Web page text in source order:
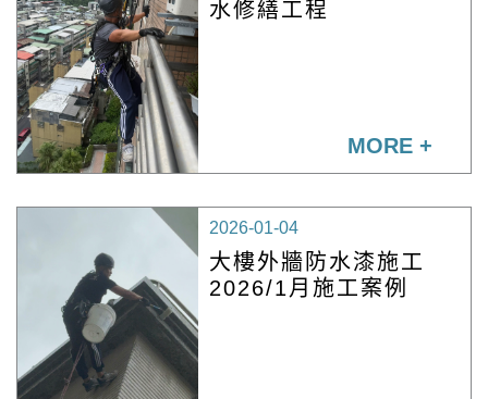
水修繕工程
MORE +
2026-01-04
大樓外牆防水漆施工
2026/1月施工案例